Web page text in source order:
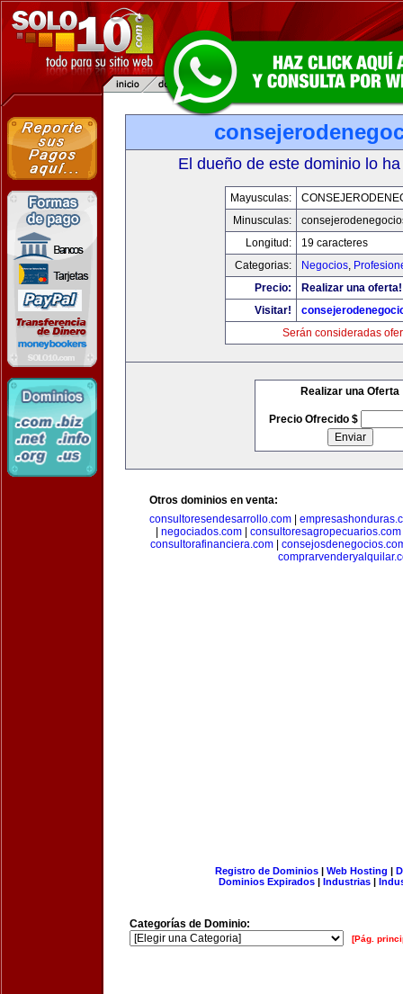
El dueño de este dominio lo
Mayusculas:
Minusculas:
Longitud:
19 caracteres
Categorias:
Negocios,
Precio:
Realizar una oferta!
Visitar!
Serán consideradas
Realizar una Oferta
Precio Ofrecido $
Otros dominios en venta:
consultoresendesarrollo.com
negociados.com consultoresagropecuarios.com
consultorafinanciera.com|
Registro de Dominios| Web Hosting |
Dominios Expirados | Industrias |
Categorías de Dominio:
[Pág.